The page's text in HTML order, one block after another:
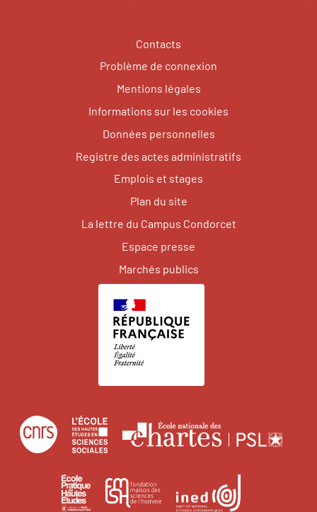
Contacts
Problème de connexion
Mentions légales
Informations sur les cookies
Données personnelles
Registre des actes administratifs
Emplois et stages
Plan du site
La lettre du Campus Condorcet
Espace presse
Marchés publics
Centre
national
la
École
des
études
École
pratique
Fondation
national